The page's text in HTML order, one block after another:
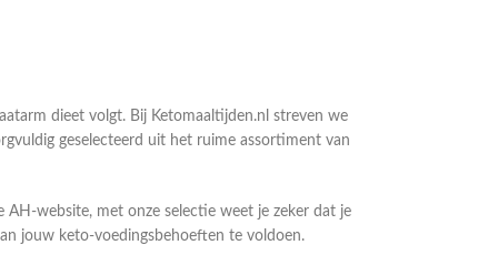
dieet volgt. Bij Ketomaaltijden.nl streven we
geselecteerd uit het ruime assortiment van
website, met onze selectie weet je zeker dat je
jouw keto-voedingsbehoeften te voldoen.